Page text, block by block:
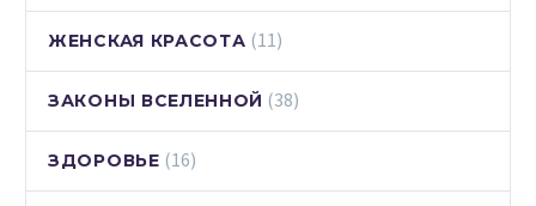
ЖЕНСКАЯ КРАСОТА (11)
ЗАКОНЫ ВСЕЛЕННОЙ (38)
ЗДОРОВЬЕ (16)